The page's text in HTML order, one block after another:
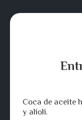
Coca de aceite
y alioli.